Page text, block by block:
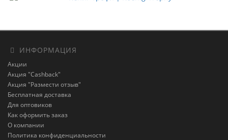
ИНФОРМАЦИЯ
Акции
Акция "Cashback"
Акция "Размести отзыв"
Бесплатная доставка
Для оптовиков
Как оформить заказ
О компании
Политика конфиденциальности